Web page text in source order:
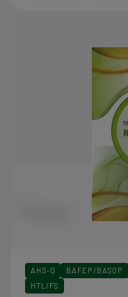
AHS-O BAFEP/BASOP
HTL/FS